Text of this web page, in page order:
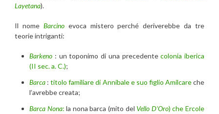
Layetana).
Il nome Barcinoevoca mistero perché deriverebbe da tre
teorie intriganti:
Barkeno : un toponimo di una precedentecolonia iberica
(II sec. a. C.);
Barca :titolo familiare di Annibale e suo figlio Amilcareche
l’avrebbe creata;
Barca Nona: la nona barca (mito del Vello D’Oro) che Ercole